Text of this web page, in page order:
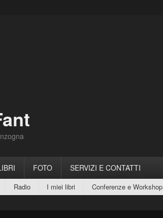
FOTO SERVIZI E CONTATTI
Radio I miei libri Conferenze e Workshop